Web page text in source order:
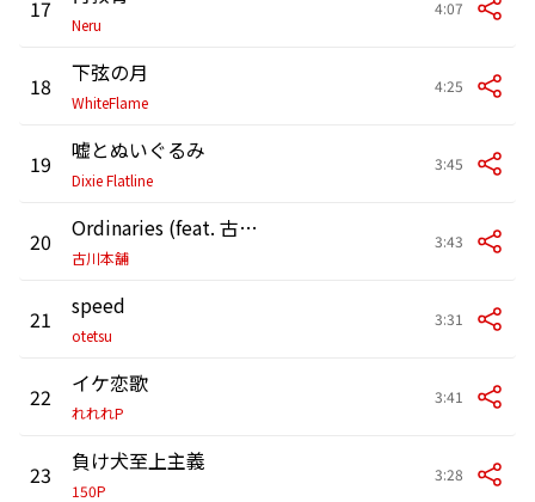
17
Neru
4:07
18 下弦の月
WhiteFlame
4:25
19 嘘とぬいぐるみ
Dixie Flatline
3:45
20 Ordinaries (feat. 古川亮)
古川本舗
3:43
21 speed
otetsu
3:31
22 イケ恋歌
れれれP
3:41
23 負け犬至上主義
150P
3:28